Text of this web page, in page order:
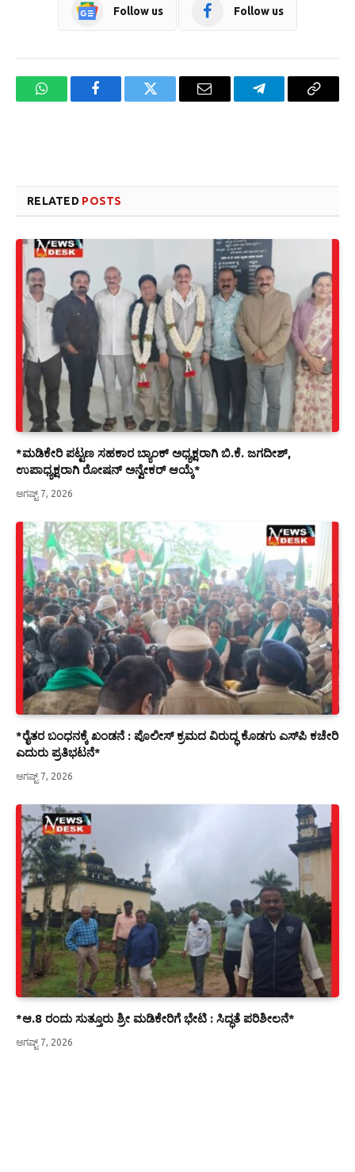
Follow us Follow us
WhatsAppFacebookTwitter Email TelegramCopy
RELATED POSTS
*ಮಡಿಕೇರಿ ಪಟ್ಟಣ ಸಹಕಾರ ಬ್ಯಾಂಕ್ ಅಧ್ಯಕ್ಷರಾಗಿ ಬಿ.ಕೆ. ಜಗದೀಶ್,
ಉಪಾಧ್ಯಕ್ಷರಾಗಿ ರೋಷನ್ ಅನ್ವೇಕರ್ ಆಯ್ಕೆ*
ಆಗಷ್ಟ್ 7, 2026
*ರೈತರ ಬಂಧನಕ್ಕೆ ಖಂಡನೆ : ಪೊಲೀಸ್ ಕ್ರಮದ ವಿರುದ್ಧ ಕೊಡಗು ಎಸ್‍ಪಿ ಕಚೇರಿ
ಎದುರು ಪ್ರತಿಭಟನೆ*
ಆಗಷ್ಟ್ 7, 2026
*ಆ.8 ರಂದು ಸುತ್ತೂರು ಶ್ರೀ ಮಡಿಕೇರಿಗೆ ಭೇಟಿ : ಸಿದ್ಧತೆ ಪರಿಶೀಲನೆ*
ಆಗಷ್ಟ್ 7, 2026